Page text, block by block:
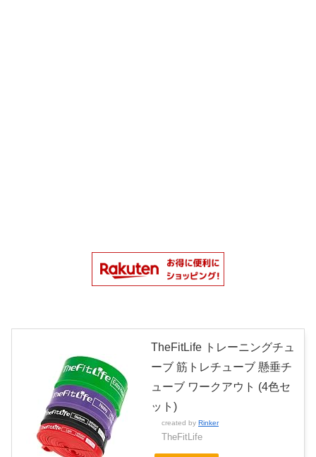
TheFitLife トレーニングチュ
ーブ 筋トレチューブ 懸垂チ
ューブ ワークアウト (4色セ
ット)
created by Rinker
TheFitLife